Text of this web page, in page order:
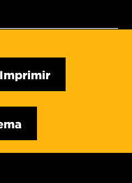
Imprimir